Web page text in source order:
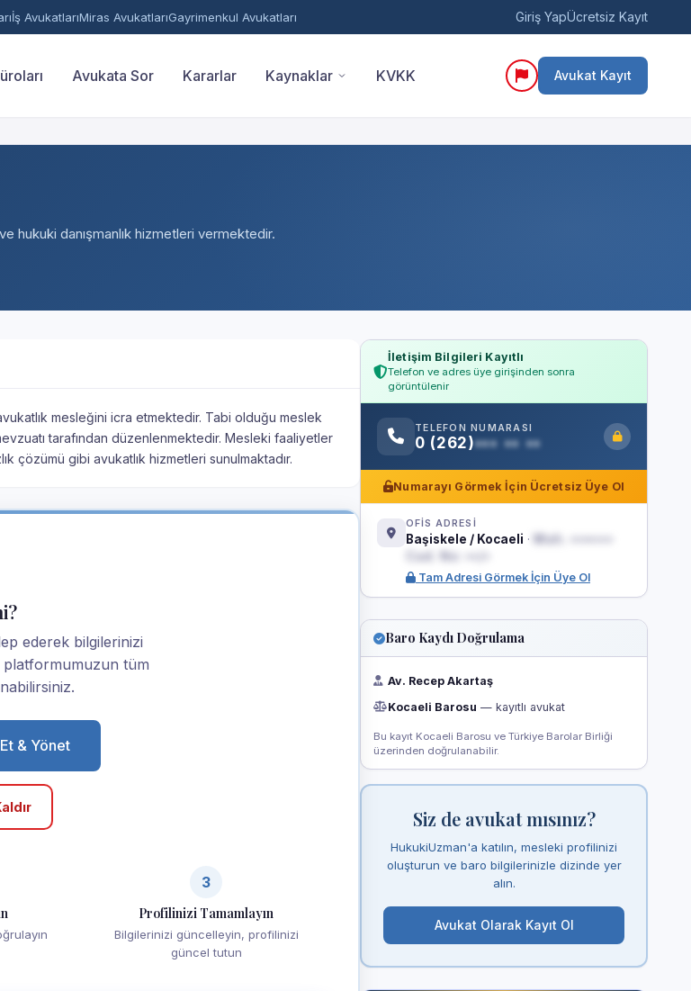
İş AvukatlarıMiras AvukatlarıGayrimenkul Avukatları Giriş YapÜcretsiz Kayıt
Avukata Sor Kararlar Kaynaklar KVKK Avukat Kayıt
hukuki danışmanlık hizmetleri vermektedir.
mesleğini icra etmektedir. Tabi olduğu meslek
tarafından düzenlenmektedir. Mesleki faaliyetler
çözümü gibi avukatlık hizmetleri sunulmaktadır.
ederek bilgilerinizi
tüm
& Yönet
3
Profilinizi Tamamlayın
Bilgilerinizi güncelleyin, profilinizi
güncel tutun
İletişim Bilgileri Kayıtlı
Telefon ve adres üye girişinden sonra
görüntülenir
TELEFON NUMARASI
0 (262)••• •• ••
Numarayı Görmek İçin Ücretsiz Üye Ol
OFİS ADRESİ
Başiskele / Kocaeli ·
Cad. No: ••/•
Tam Adresi Görmek İçin Üye Ol
Baro Kaydı Doğrulama
Av. Recep Akartaş
Kocaeli Barosu — kayıtlı avukat
Bu kayıt Kocaeli Barosu ve Türkiye Barolar Birliği
üzerinden doğrulanabilir.
Siz de avukat mısınız?
HukukiUzman'a katılın, mesleki profilinizi
oluşturun ve baro bilgilerinizle dizinde yer
alın.
Avukat Olarak Kayıt Ol